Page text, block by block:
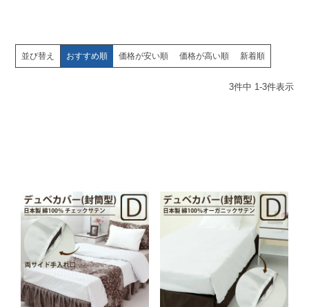
並び替え おすすめ順 価格が安い順 価格が高い順 新着順
3件中 1-3件表示